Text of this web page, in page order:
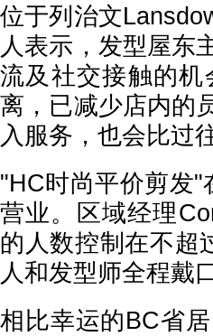
位于列治文
人表示，发型屋东
流及社交接触的
离，已减少店内的
入服务，也会比过
"HC时尚平价剪发"
营业。区域经理
的人数控制在不超
人和发型师全程戴
相比幸运的BC省